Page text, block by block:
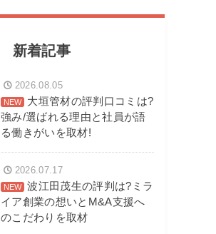
新着記事
大垣管材の評判口コミは?
強み/選ばれる理由と社員が語
る働きがいを取材!
2026.08.05
波江田茂生の評判は?ミラ
イア創業の想いとM&A支援へ
のこだわりを取材
2026.07.17